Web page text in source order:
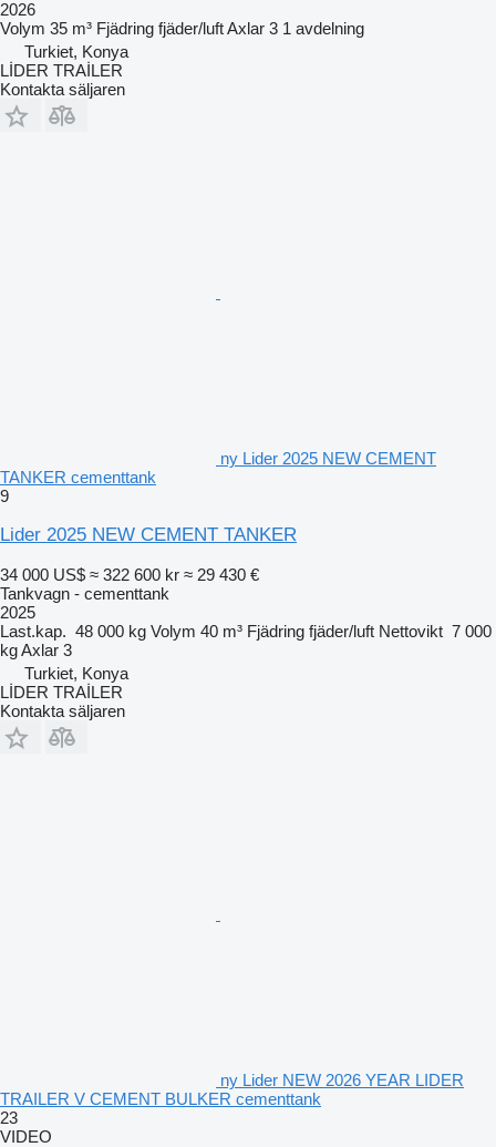
2026
Volym 35 m³ Fjädring fjäder/luftAxlar 3 1 avdelning
Turkiet, Konya
LİDER TRAİLER
Kontakta säljaren
ny Lider 2025 NEW CEMENT
TANKER cementtank
9
Lider 2025 NEW CEMENT TANKER
34 000 US$ ≈ 322 600 kr ≈ 29 430 €
Tankvagn - cementtank
2025
Last.kap. 48 000 kg Volym 40 m³ Fjädring fjäder/luft Nettovikt 7 000
kgAxlar 3
Turkiet, Konya
LİDER TRAİLER
Kontakta säljaren
ny Lider NEW 2026 YEAR LIDER
TRAILER V CEMENT BULKER cementtank
23
VIDEO